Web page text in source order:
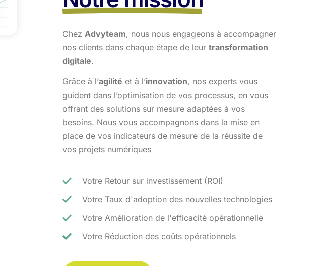
Chez Advyteam, nous nous engageons à accompagner
nos clients dans chaque étape de leur transformation
digitale.
Grâce à l’agilité et à l’innovation, nos experts vous
guident dans l’optimisation de vos processus, en vous
offrant des solutions sur mesure adaptées à vos
besoins. Nous vous accompagnons dans la mise en
place de vos indicateurs de mesure de la réussite de
vos projets numériques
Votre Retour sur investissement (ROI)
Votre Taux d'adoption des nouvelles technologies
Votre Amélioration de l'efficacité opérationnelle
Votre Réduction des coûts opérationnels